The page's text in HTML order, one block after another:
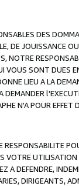
DES
DE JOUISSANCE
NOTRE
VOUS SONT DUES
LIEU A LA
N'A POUR
A DEFENDRE,
DIRIGEANTS,